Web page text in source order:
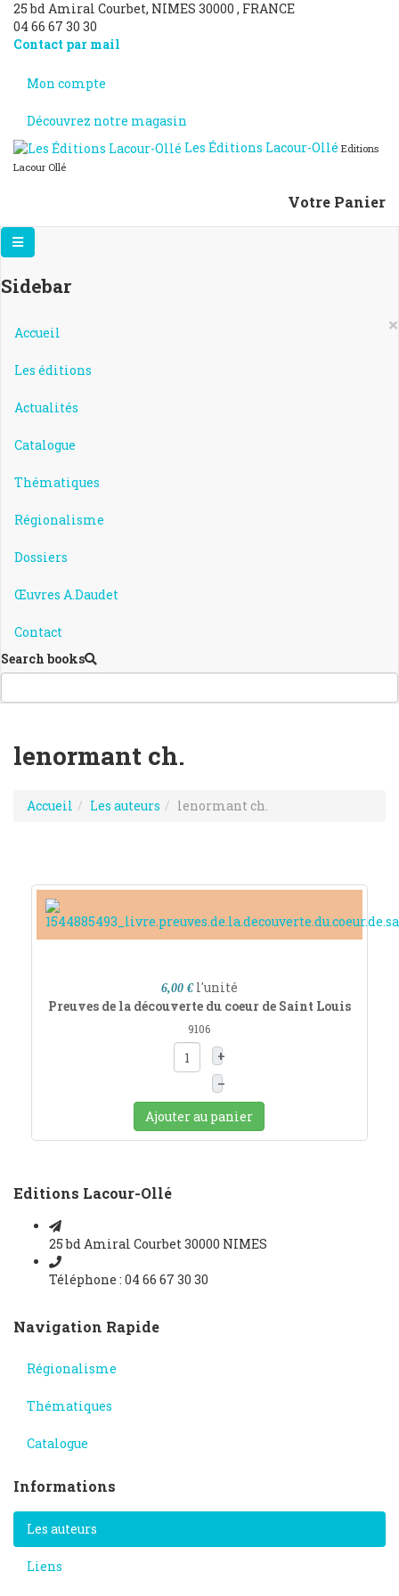
25 bd Amiral Courbet, NIMES 30000 , FRANCE
04 66 67 30 30
Contact par mail
Mon compte
Découvrez notre magasin
Les Éditions Lacour-Ollé Editions
Lacour Ollé
Votre Panier
Sidebar
×
Accueil
Les éditions
Actualités
Catalogue
Thématiques
Régionalisme
Dossiers
Œuvres A.Daudet
Contact
Search books
lenormant ch.
Accueil Les auteurs lenormant ch.
6,00 € l'unité
Preuves de la découverte du coeur de Saint Louis
9106
+
–
Ajouter au panier
Editions Lacour-Ollé
25 bd Amiral Courbet 30000 NIMES
Téléphone : 04 66 67 30 30
Navigation Rapide
Régionalisme
Thématiques
Catalogue
Informations
Les auteurs
Liens